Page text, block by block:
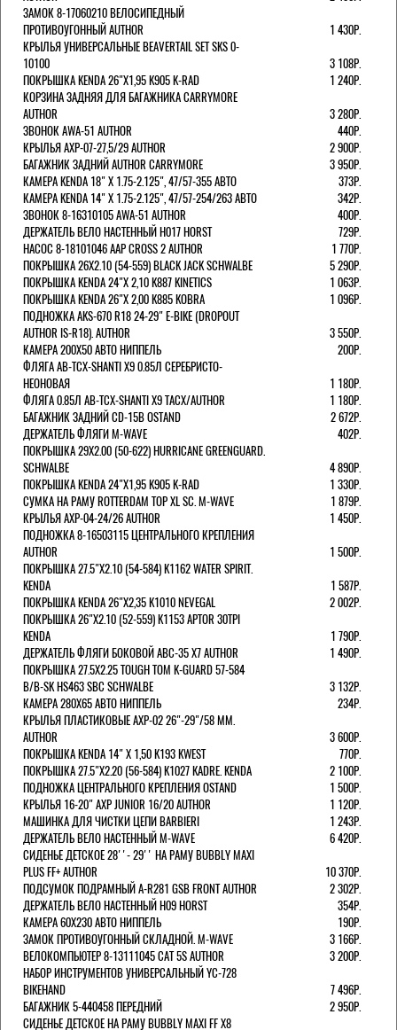
ЗАМОК 8-17060210 ВЕЛОСИПЕДНЫЙ
ПРОТИВОУГОННЫЙ AUTHOR
1 430Р.
КРЫЛЬЯ УНИВЕРСАЛЬНЫЕ BEAVERTAIL SET SKS 0-
10100
3 108Р.
ПОКРЫШКА KENDA 26"Х1,95 K905 K-RAD
1 240Р.
КОРЗИНА ЗАДНЯЯ ДЛЯ БАГАЖНИКА CARRYMORE
AUTHOR
3 280Р.
ЗВОНОК AWA-51 AUTHOR
440Р.
КРЫЛЬЯ AXP-07-27,5/29 AUTHOR
2 900Р.
БАГАЖНИК ЗАДНИЙ AUTHOR CARRYMORE
3 950Р.
КАМЕРА KENDA 18" Х 1.75-2.125", 47/57-355 АВТО
373Р.
КАМЕРА KENDA 14" Х 1.75-2.125", 47/57-254/263 АВТО
342Р.
ЗВОНОК 8-16310105 AWA-51 AUTHOR
400Р.
ДЕРЖАТЕЛЬ ВЕЛО НАСТЕННЫЙ H017 HORST
729Р.
НАСОС 8-18101046 AAP CROSS 2 AUTHOR
1 770Р.
ПОКРЫШКА 26X2.10 (54-559) BLACK JACK SCHWALBE
5 290Р.
ПОКРЫШКА KENDA 24"Х 2,10 K887 KINETICS
1 063Р.
ПОКРЫШКА KENDA 26"Х 2,00 K885 KOBRA
1 096Р.
ПОДНОЖКА AKS-670 R18 24-29" E-BIKE (DROPOUT
AUTHOR IS-R18). AUTHOR
3 550Р.
КАМЕРА 200Х50 АВТО НИППЕЛЬ
200Р.
ФЛЯГА AB-TCX-SHANTI X9 0.85Л СЕРЕБРИСТО-
НЕОНОВАЯ
1 180Р.
ФЛЯГА 0.85Л AB-TCX-SHANTI X9 TACX/AUTHOR
1 180Р.
БАГАЖНИК ЗАДНИЙ CD-15B OSTAND
2 672Р.
ДЕРЖАТЕЛЬ ФЛЯГИ M-WAVE
402Р.
ПОКРЫШКА 29X2.00 (50-622) HURRICANE GREENGUARD.
SCHWALBE
4 890Р.
ПОКРЫШКА KENDA 24"Х1,95 K905 K-RAD
1 330Р.
СУМКА НА РАМУ ROTTERDAM TOP XL SC. M-WAVE
1 879Р.
КРЫЛЬЯ AXP-04-24/26 AUTHOR
1 450Р.
ПОДНОЖКА 8-16503115 ЦЕНТРАЛЬНОГО КРЕПЛЕНИЯ
AUTHOR
1 500Р.
ПОКРЫШКА 27.5"Х2.10 (54-584) K1162 WATER SPIRIT.
KENDA
1 587Р.
ПОКРЫШКА KENDA 26"Х2,35 K1010 NEVEGAL
2 002Р.
ПОКРЫШКА 26"Х2.10 (52-559) K1153 APTOR 30TPI
KENDA
1 790Р.
ДЕРЖАТЕЛЬ ФЛЯГИ БОКОВОЙ ABC-35 X7 AUTHOR
1 490Р.
ПОКРЫШКА 27.5X2.25 TOUGH TOM K-GUARD 57-584
B/B-SK HS463 SBC SCHWALBE
3 132Р.
КАМЕРА 280Х65 АВТО НИППЕЛЬ
234Р.
КРЫЛЬЯ ПЛАСТИКОВЫЕ AXP-02 26"-29"/58 ММ.
AUTHOR
3 600Р.
ПОКРЫШКА KENDA 14" Х 1,50 K193 KWEST
770Р.
ПОКРЫШКА 27.5"Х2.20 (56-584) K1027 KADRE. KENDA
2 100Р.
ПОДНОЖКА ЦЕНТРАЛЬНОГО КРЕПЛЕНИЯ OSTAND
1 500Р.
КРЫЛЬЯ 16-20" AXP JUNIOR 16/20 AUTHOR
1 120Р.
МАШИНКА ДЛЯ ЧИСТКИ ЦЕПИ BARBIERI
1 243Р.
ДЕРЖАТЕЛЬ ВЕЛО НАСТЕННЫЙ M-WAVE
6 420Р.
СИДЕНЬЕ ДЕТСКОЕ 28''- 29'' НА РАМУ BUBBLY MAXI
PLUS FF+ AUTHOR
10 370Р.
ПОДСУМОК ПОДРАМНЫЙ A-R281 GSB FRONT AUTHOR
2 302Р.
ДЕРЖАТЕЛЬ ВЕЛО НАСТЕННЫЙ H09 HORST
354Р.
КАМЕРА 60X230 АВТО НИППЕЛЬ
190Р.
ЗАМОК ПРОТИВОУГОННЫЙ СКЛАДНОЙ. M-WAVE
3 166Р.
ВЕЛОКОМПЬЮТЕР 8-13111045 CAT 5S AUTHOR
3 200Р.
НАБОР ИНСТРУМЕНТОВ УНИВЕРСАЛЬНЫЙ YC-728
BIKEHAND
7 496Р.
БАГАЖНИК 5-440458 ПЕРЕДНИЙ
2 950Р.
СИДЕНЬЕ ДЕТСКОЕ НА РАМУ BUBBLY MAXI FF X8